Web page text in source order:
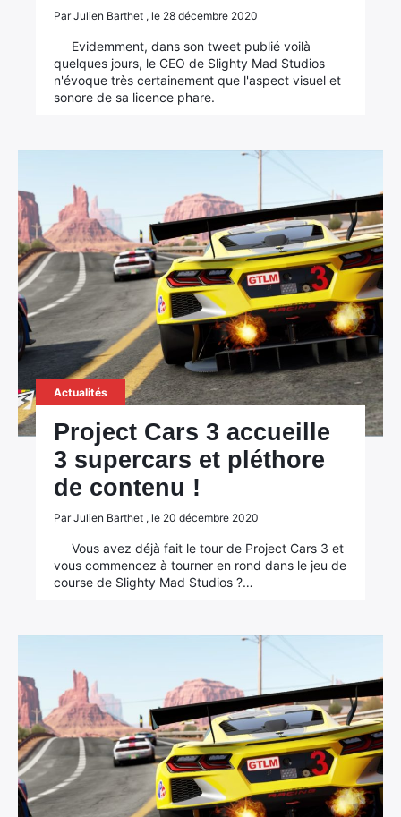
Par Julien Barthet , le 28 décembre 2020
Evidemment, dans son tweet publié voilà
quelques jours, le CEO de Slighty Mad Studios
n'évoque très certainement que l'aspect visuel et
sonore de sa licence phare.
Actualités
Project Cars 3 accueille
3 supercars et pléthore
de contenu !
Par Julien Barthet , le 20 décembre 2020
Vous avez déjà fait le tour de Project Cars 3 et
vous commencez à tourner en rond dans le jeu de
course de Slighty Mad Studios ?…